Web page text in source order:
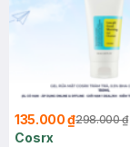
135.000 ₫298.000 ₫
Cosrx